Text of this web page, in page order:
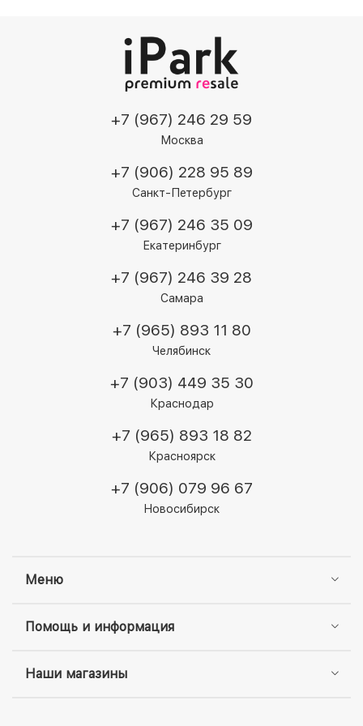
Меню
Помощь и информация
Наши магазины
+7 (967) 246 29 59
Москва
+7 (906) 228 95 89
Санкт-Петербург
+7 (967) 246 35 09
Екатеринбург
+7 (967) 246 39 28
Самара
+7 (965) 893 11 80
Челябинск
+7 (903) 449 35 30
Краснодар
+7 (965) 893 18 82
Красноярск
+7 (906) 079 96 67
Новосибирск